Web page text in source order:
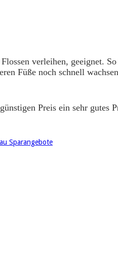
verleihen, geeignet.
Füße noch schnell
Preis ein sehr gutes
Sparangebote